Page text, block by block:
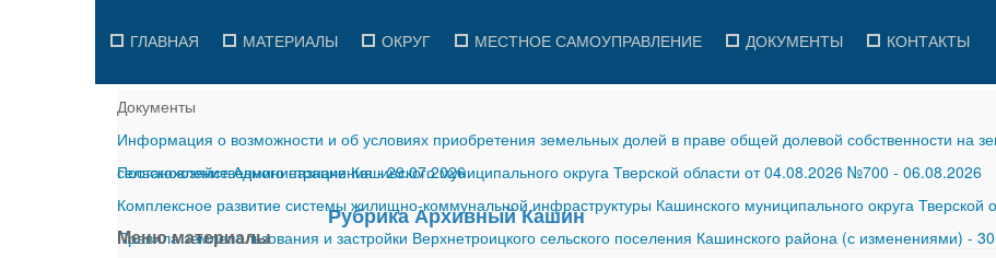
ГЛАВНАЯ МАТЕРИАЛЫ ОКРУГ МЕСТНОЕ САМОУПРАВЛЕНИЕ ДОКУМЕНТЫ КОНТАКТЫ
Документы
Информация о возможности и об условиях приобретения земельных долей в праве общей долевой собственности на
сельскохозяйственного назначения-29.07.2026
Постановление Администрации Кашинского муниципального округа Тверской области от 04.08.2026 №700 - 06.08.2026
Комплексное развитие системы жилищно-коммунальной инфраструктуры Кашинского муниципального округа Тверской
Правила землепользования и застройки Верхнетроицкого сельского поселения Кашинского района (с изменениями) -
Меню материалы
Рубрика Архивный Кашин